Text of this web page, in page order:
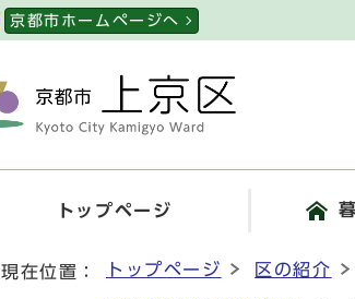
京都市ホームページへ
トップページ
現在位置： トップページ 区の紹介